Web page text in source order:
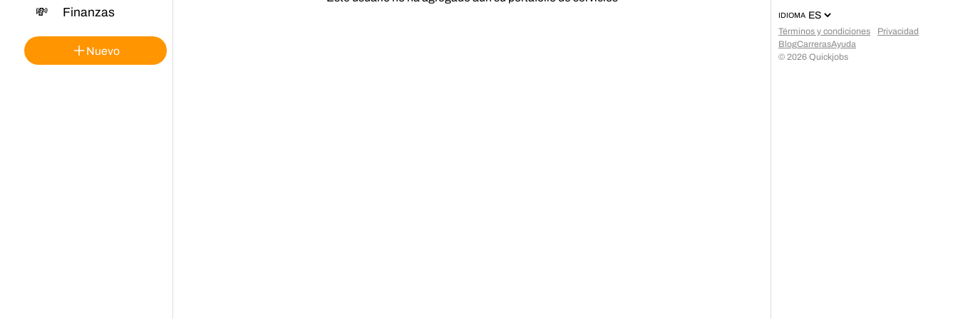
💸 Finanzas
Nuevo
IDIOMA
Términos y condiciones
Privacidad
BlogCarrerasAyuda
© 2026 Quickjobs